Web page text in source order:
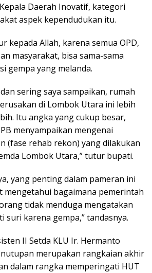
Daerah Inovatif, kategori
aspek kependudukan itu.
kepada Allah, karena semua OPD,
masyarakat, bisa sama-sama
gempa yang melanda.
sering saya sampaikan, rumah
di Lombok Utara ini lebih
Itu angka yang cukup besar,
menyampaikan mengenai
(fase rehab rekon) yang dilakukan
Lombok Utara,” tutur bupati.
yang penting dalam pameran ini
mengetahui bagaimana pemerintah
tidak menduga mengatakan
suri karena gempa,” tandasnya.
II Setda KLU Ir. Hermanto
merupakan rangkaian akhir
dalam rangka memperingati HUT